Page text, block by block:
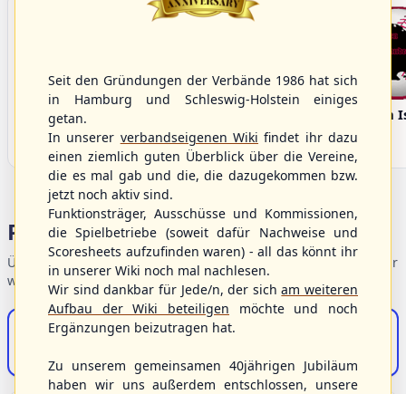
Bargenstedt
Beavers
Fehmarn
Portalbereiche
Übersicht der Verbandsbereiche – wählen Sie einen Einstieg für
weiterführende Informationen.
S/HBV-Shop
Seit den Gründungen der Verbände 1986 hat sich
in Hamburg und Schleswig-Holstein einiges
getan.
In unserer verbandseigenen Wiki findet ihr dazu
einen ziemlich guten Überblick über die Vereine,
die es mal gab und die, die dazugekommen bzw.
jetzt noch aktiv sind.
Funktionsträger, Ausschüsse und Kommissionen,
die Spielbetriebe (soweit dafür Nachweise und
Scoresheets aufzufinden waren) - all das könnt ihr
in unserer Wiki noch mal nachlesen.
Wir sind dankbar für Jede/n, der sicham weiteren
Aufbau der Wiki beteiligen möchte und noch
Ergänzungen beizutragen hat.
Zu unserem gemeinsamen 40jährigen Jubiläum
haben wir uns außerdem entschlossen, unsere